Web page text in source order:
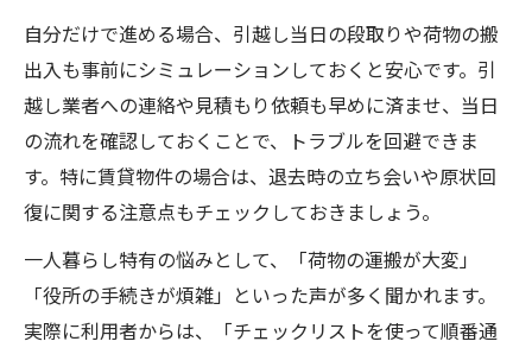
自分だけで進める場合、引越し当日の段取りや荷物の搬
出入も事前にシミュレーションしておくと安心です。引
越し業者への連絡や見積もり依頼も早めに済ませ、当日
の流れを確認しておくことで、トラブルを回避できま
す。特に賃貸物件の場合は、退去時の立ち会いや原状回
復に関する注意点もチェックしておきましょう。
一人暮らし特有の悩みとして、「荷物の運搬が大変」
「役所の手続きが煩雑」といった声が多く聞かれます。
実際に利用者からは、「チェックリストを使って順番通